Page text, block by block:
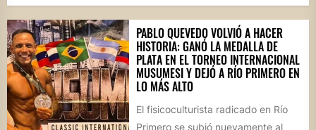
PABLO QUEVEDO VOLVIÓ A HACER
HISTORIA: GANÓ LA MEDALLA DE
PLATA EN EL TORNEO INTERNACIONAL
MUSUMESI Y DEJÓ A RÍO PRIMERO EN
LO MÁS ALTO
El fisicoculturista radicado en Río
Primero se subió nuevamente al